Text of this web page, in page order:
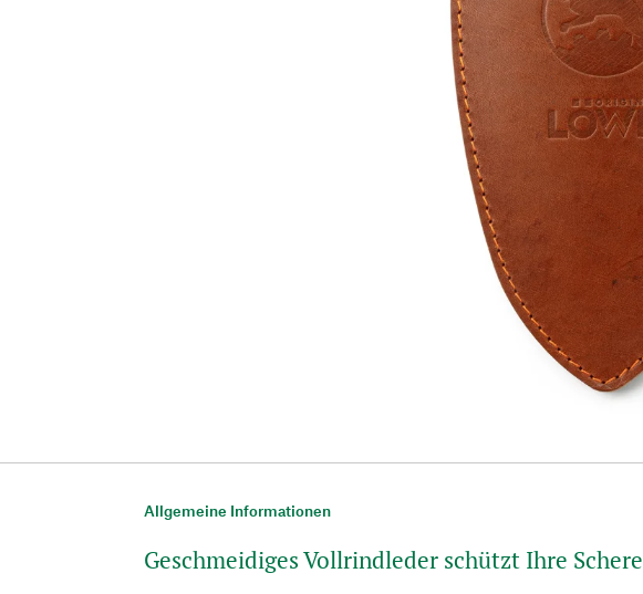
Allgemeine Informationen
Geschmeidiges Vollrindleder schützt Ihre Schere